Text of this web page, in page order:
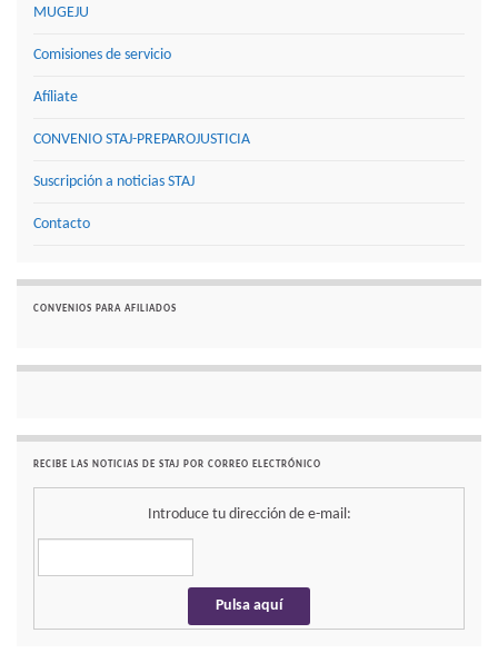
MUGEJU
Comisiones de servicio
Afíliate
CONVENIO STAJ-PREPAROJUSTICIA
Suscripción a noticias STAJ
Contacto
CONVENIOS PARA AFILIADOS
RECIBE LAS NOTICIAS DE STAJ POR CORREO ELECTRÓNICO
Introduce tu dirección de e-mail: